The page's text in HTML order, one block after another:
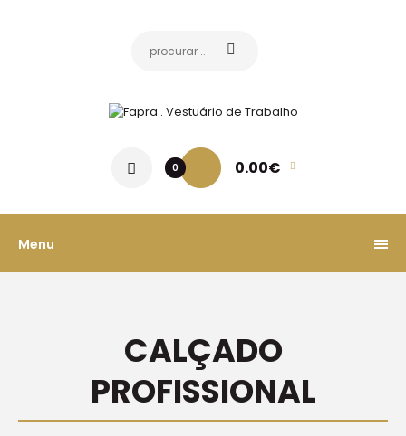
0 0.00€
Menu
CALÇADO
PROFISSIONAL